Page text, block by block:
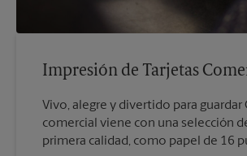
Impresión de Tarjetas
Vivo, alegre y divertido para guardar
comercial viene con una selección
primera calidad, como papel de 16